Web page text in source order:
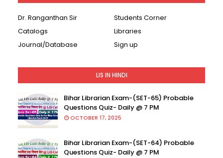
Dr. Ranganthan Sir
Students Corner
Catalogs
Libraries
Journal/Database
Sign up
LIS IN HINDI
Bihar Librarian Exam-(SET-65) Probable
Questions Quiz- Daily @ 7 PM
OCTOBER 17, 2025
Bihar Librarian Exam-(SET-64) Probable
Questions Quiz- Daily @ 7 PM